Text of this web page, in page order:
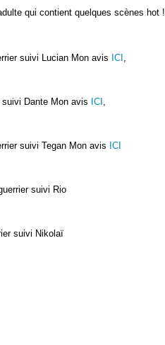
qui contient quelques scènes hot
suivi Lucian Mon avis ICI ,
Dante Mon avis ICI ,
suivi Tegan Mon avis ICI
suivi Rio
suivi Nikolaï